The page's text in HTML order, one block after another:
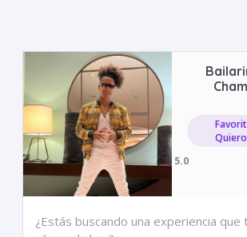
5.0
¿Estás buscando una experiencia que